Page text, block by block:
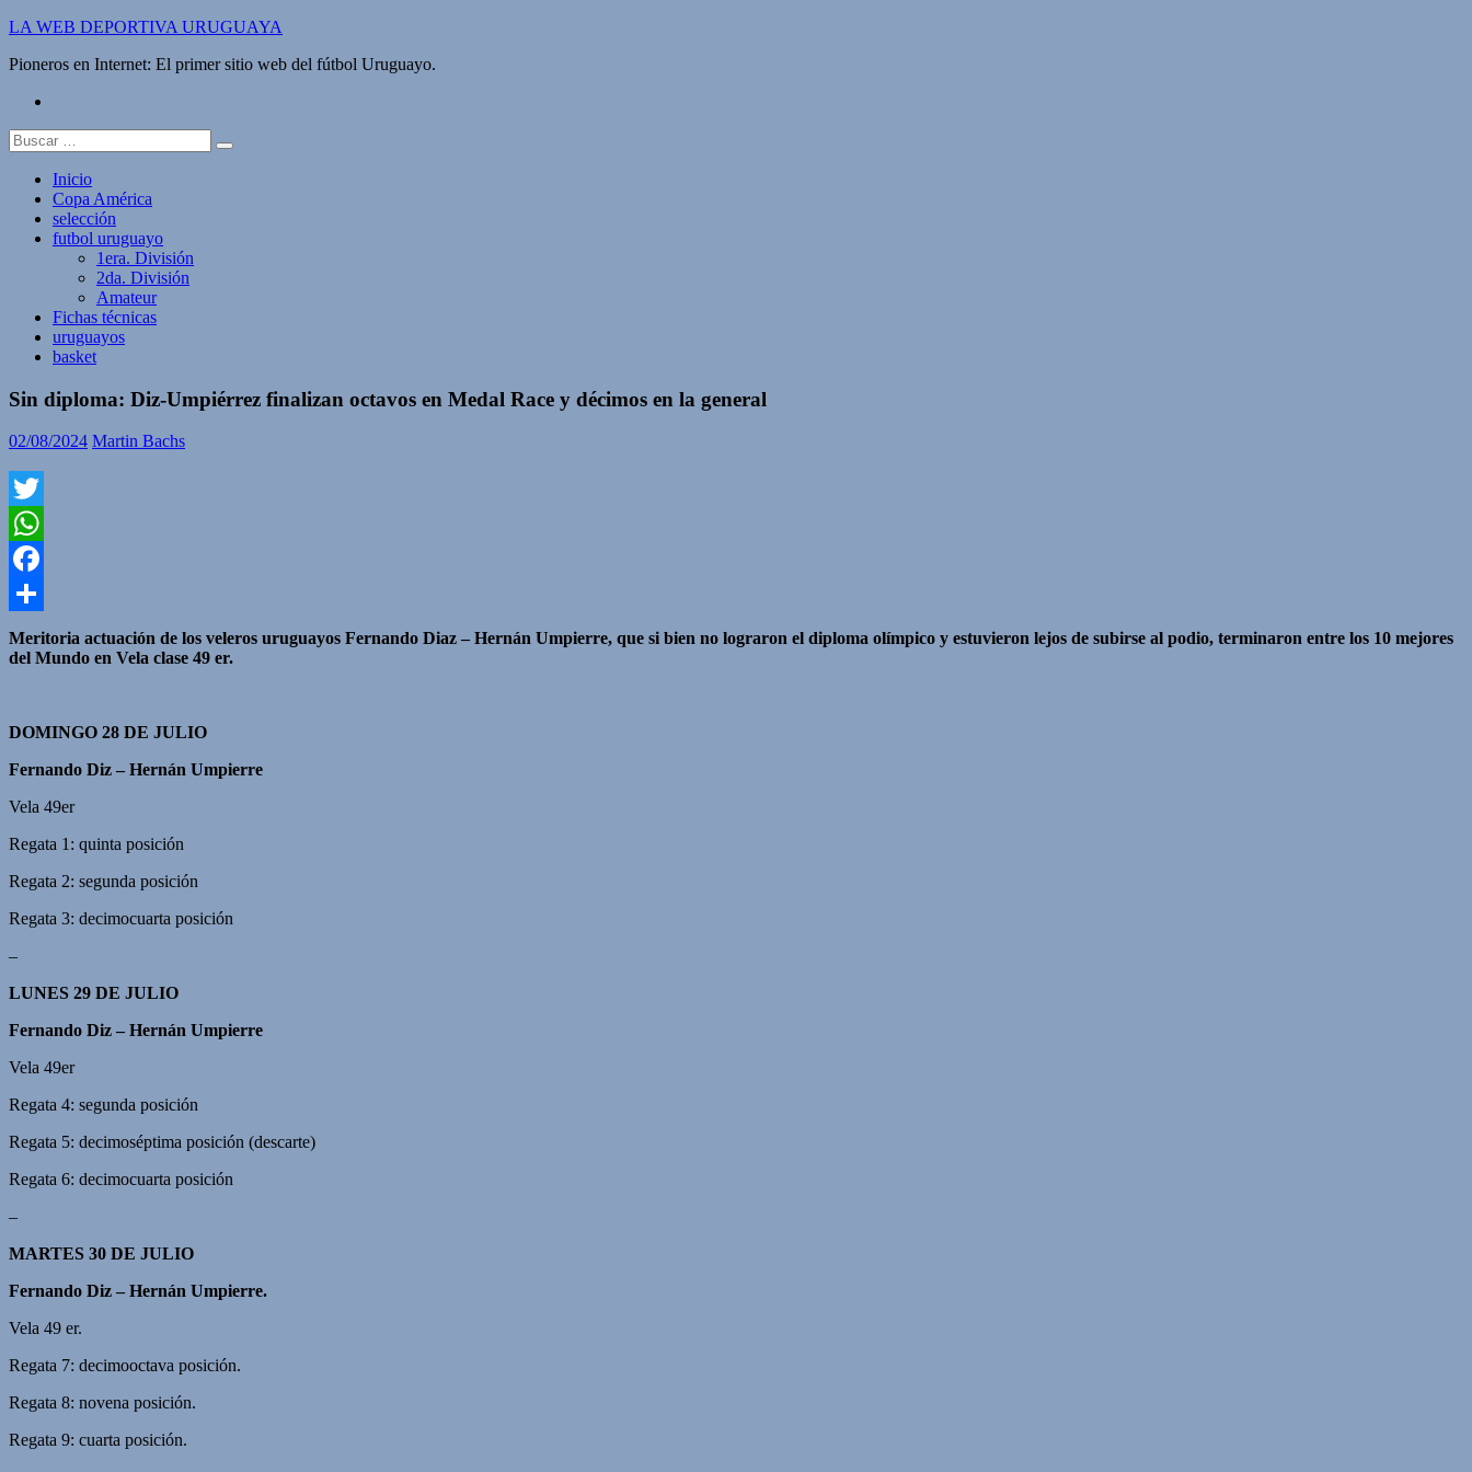
Saltar
contenido
LA WEB DEPORTIVA URUGUAYA
Pioneros en Internet: El primer sitio web del fútbol Uruguayo.
Buscar:
Inicio
Copa América
selección
futbol uruguayo
1era. División
2da. División
Amateur
Fichas técnicas
uruguayos
basket
Sin diploma: Diz-Umpiérrez finalizan octavos en Medal Race y décimos en la general
02/08/2024 Martin Bachs
Twitter
WhatsApp
Facebook
Compartir
Meritoria actuación de los veleros uruguayos Fernando Diaz – Hernán Umpierre, que si bien no lograron el diploma olímpico y estuvieron lejos de subirse al podio, terminaron entre los 10 mejores
del Mundo en Vela clase 49 er.
DOMINGO 28 DE JULIO
Fernando Diz – Hernán Umpierre
Vela 49er
Regata 1: quinta posición
Regata 2: segunda posición
Regata 3: decimocuarta posición
–
LUNES 29 DE JULIO
Fernando Diz – Hernán Umpierre
Vela 49er
Regata 4: segunda posición
Regata 5: decimoséptima posición (descarte)
Regata 6: decimocuarta posición
–
MARTES 30 DE JULIO
Fernando Diz – Hernán Umpierre.
Vela 49 er.
Regata 7: decimooctava posición.
Regata 8: novena posición.
Regata 9: cuarta posición.